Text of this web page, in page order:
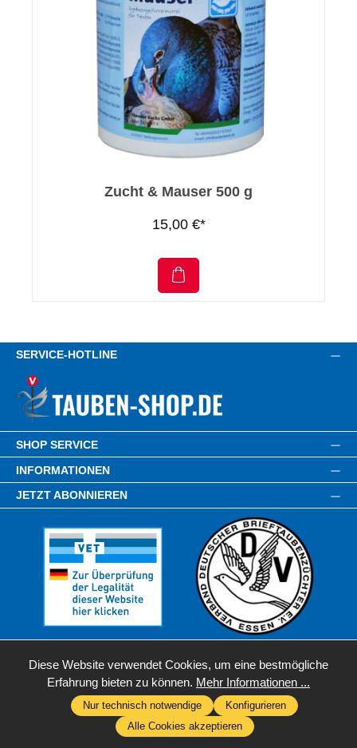
Zucht & Mauser 500 g
15,00 €*
SERVICE-HOTLINE
SHOP SERVICE
INFORMATIONEN
JETZT ABONNIEREN
* Alle Preise inkl. gesetzl. Mehrwertsteuer zzgl.Versandkosten
wenn nicht anders angegeben.
Diese Website verwendet Cookies, um eine bestmögliche
Erfahrung bieten zu können. Mehr Informationen ...
Nur technisch notwendige
Konfigurieren
Alle Cookies akzeptieren